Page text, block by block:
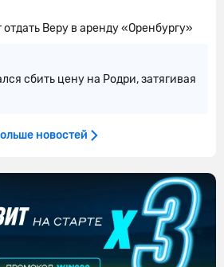
Веру в аренду «Оренбургу»
сбить цену на Родри, затягивая
новостей